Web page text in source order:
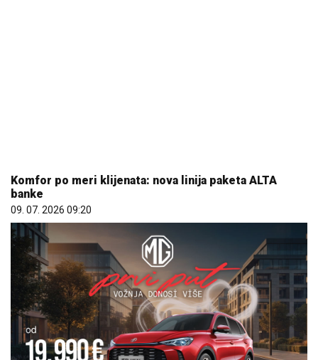
Hibrid broj 1 koji osvaja Evropu, sada po specijalnoj
akcijskoj ceni od 19.990€ do 31.8.